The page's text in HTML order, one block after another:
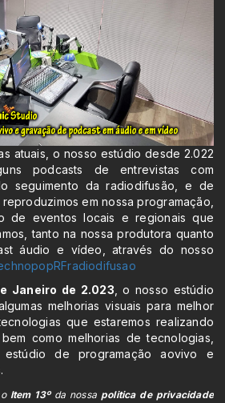
atuais, o nosso estúdio desde 2.022
podcasts de entrevistas com
seguimento da radiodifusão, e de
em nossa programação,
de eventos locais e regionais que
tanto na nossa produtora quanto
áudio e vídeo, através do nosso
Janeiro de 2.023 , o nosso estúdio
melhorias visuais para melhor
que estaremos realizando
como melhorias de tecnologias,
estúdio de programação aovivo e
Item 13ºda nossa politica de privacidade